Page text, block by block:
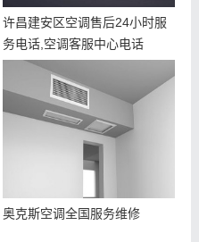
许昌建安区空调售后24小时服
务电话,空调客服中心电话
奥克斯空调全国服务维修